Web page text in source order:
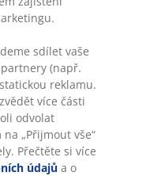
sdílet vaše
(např.
reklamu.
více části
odvolat
„Přijmout vše“
Přečtěte si více
údajů a o